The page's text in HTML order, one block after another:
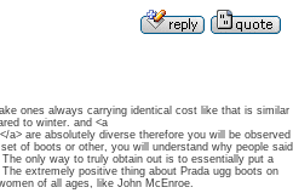
ones always carrying identical cost like that is similar
to winter. and <a
a> are absolutely diverse therefore you will be observed
of boots or other, you will understand why people said
only way to truly obtain out is to essentially put a
extremely positive thing about Prada ugg boots on
of all ages, like John McEnroe.